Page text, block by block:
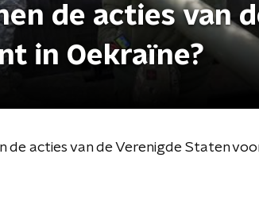
de acties van
in Oekraïne?
de acties van de Verenigde Staten